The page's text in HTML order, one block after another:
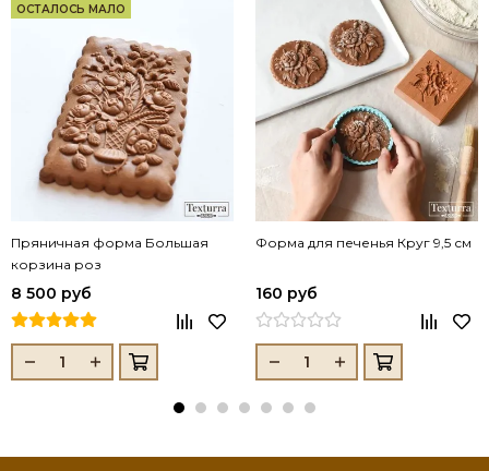
ОСТАЛОСЬ МАЛО
Пряничная форма Большая
корзина роз
8 500 руб
Форма для печенья Круг 9,5 см
160 руб